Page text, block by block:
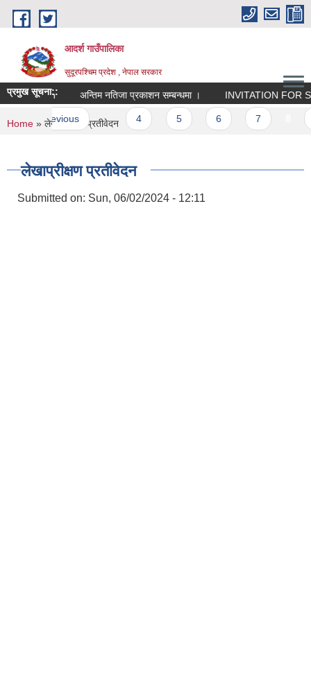
Skip to main content
आदर्श गाउँपालिका
सुदूरपश्चिम प्रदेश , नेपाल सरकार
प्रमुख सूचना:: अन्तिम नतिजा प्रकाशन सम्बन्धमा । INVITATION FOR
‹ previous …
You are here
Home » लेखाप्रीक्षण प्रतीवेदन
लेखाप्रीक्षण प्रतीवेदन
Submitted on: Sun, 06/02/2024 - 12:11